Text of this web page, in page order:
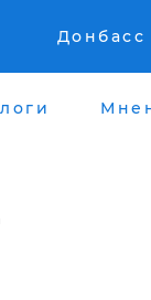
Донбасс